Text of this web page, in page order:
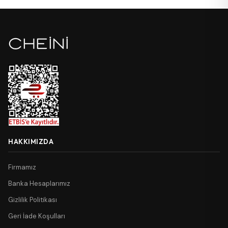
HAKKIMIZDA
Firmamız
Banka Hesaplarımız
Gizlilik Politikası
Geri İade Koşulları